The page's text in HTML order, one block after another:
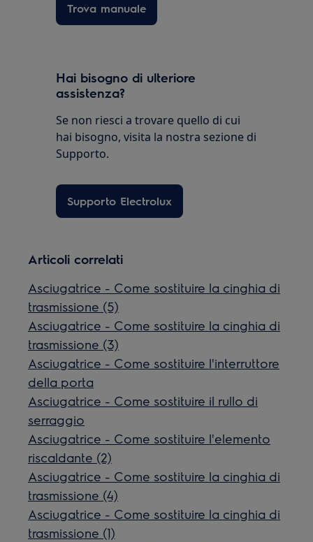
Trova manuale
Hai bisogno di ulteriore
assistenza?
Se non riesci a trovare quello di cui
hai bisogno, visita la nostra sezione di
Supporto.
Supporto Electrolux
Articoli correlati
Asciugatrice - Come sostituire la cinghia di
trasmissione (5)
Asciugatrice - Come sostituire la cinghia di
trasmissione (3)
Asciugatrice - Come sostituire l'interruttore
della porta
Asciugatrice - Come sostituire il rullo di
serraggio
Asciugatrice - Come sostituire l'elemento
riscaldante (2)
Asciugatrice - Come sostituire la cinghia di
trasmissione (4)
Asciugatrice - Come sostituire la cinghia di
trasmissione (1)